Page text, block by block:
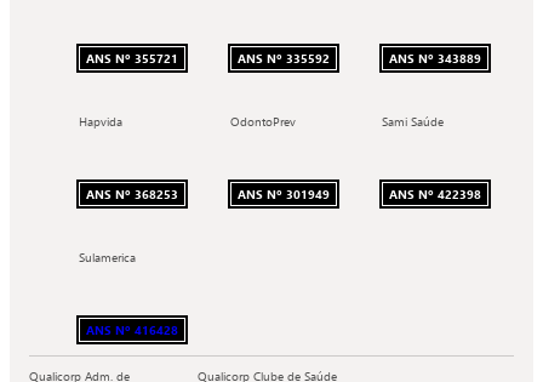
ANS Nº 355721 ANS Nº 335592 ANS Nº 343889
Hapvida
ANS Nº 368253
OdontoPrev
ANS Nº 301949
Sami Saúde
ANS Nº 422398
Sulamerica
ANS Nº 416428
Qualicorp Adm. de
Qualicorp Clube de Saúde